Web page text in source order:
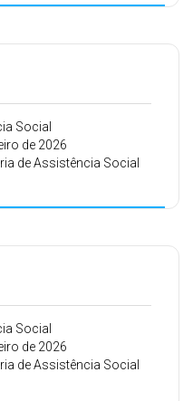
Social
de 2026
de Assistência Social
Social
de 2026
de Assistência Social